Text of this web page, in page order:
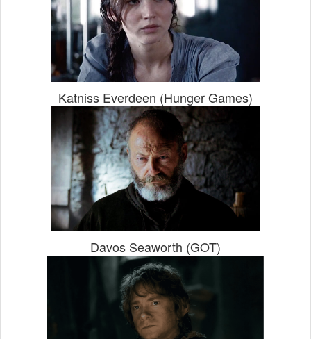
Katniss Everdeen (Hunger Games)
Davos Seaworth (GOT)